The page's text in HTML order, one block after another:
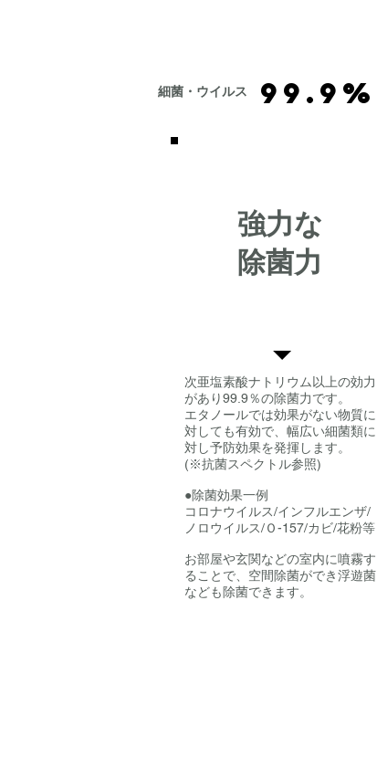
​細菌・ウイルス 99.9%
強力な
除菌力
次亜塩素酸ナトリウム以上の効力
があり99.9％の除菌力です。
エタノールでは効果がない物質に
対しても有効で、幅広い細菌類に
対し予防効果を発揮します。
(※抗菌スペクトル参照)
●除菌効果一例
コロナウイルス/インフルエンザ/
ノロウイルス/Ｏ-157/カビ/花粉等
​お部屋や玄関などの室内に噴霧す
ることで、空間除菌ができ浮遊菌
なども除菌できます。